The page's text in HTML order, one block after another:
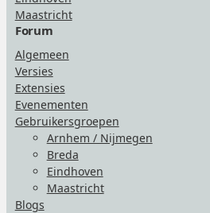
Maastricht
Forum
Algemeen
Versies
Extensies
Evenementen
Gebruikersgroepen
Arnhem / Nijmegen
Breda
Eindhoven
Maastricht
Blogs